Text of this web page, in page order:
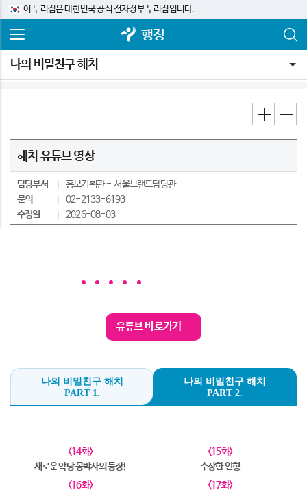
이 누리집은 대한민국 공식 전자정부 누리집입니다.
행정
나의 비밀친구 해치
해치 유튜브 영상
담당부서 홍보기획관
서울브랜드담당관
문의
02-2133-6193
수정일
2026-08-03
유튜브 바로가기
나의 비밀친구 해치
PART 1.
나의 비밀친구 해치
PART 2.
<14화>
새로운 악당 몽박사의 등장!
<15화>
수상한 인형
<16화>
<17화>